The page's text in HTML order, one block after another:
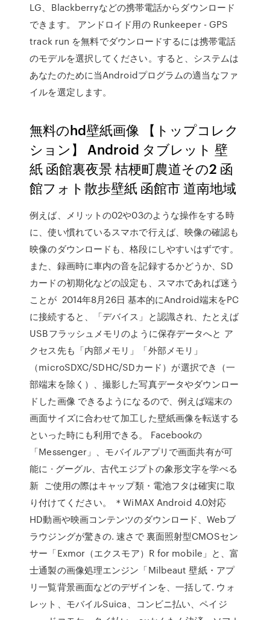
LG、Blackberryなどの携帯電話からダウンロード
できます。 アンドロイド用の Runkeeper - GPS
track run を無料でダウンロードするには携帯電話
のモデルを選択してください。すると、システムは
あなたのために当Androidプログラムの適当なファ
イルを選定します。
無料のhd壁紙画像 【トップコレク
ション】 Android タブレット 壁
紙 函館裏夜景 桔梗町農道その2 函
館フォト散歩壁紙 函館市 道南地域
例えば、メリットの02や03のような操作をする時
に、使い慣れているスマホで行えば、映像の確認も
映像のダウンロードも、格段にしやすいはずです。
また、録画時に車内の音を記録するかどうか、SD
カードの初期化などの設定も、スマホであれば迷う
ことが 2014年8月26日 基本的にAndroid端末をPC
に接続すると、「デバイス」と認識され、たとえば
USBフラッシュメモリのように保存データへと ア
クセス先も「内部メモリ」「外部メモリ」
（microSDXC/SDHC/SDカード）が選択でき（一
部端末を除く）、撮影した写真データやダウンロー
ドした画像 できるようになるので、例えば端末の
画面サイズに合わせて加工した壁紙画像を転送する
といった時にも利用できる。 Facebookの
「Messenger」、モバイルアプリで画面共有が可
能に · グーグル、古代エジプトの象形文字を学べる
新 ご使用の際はキャップ類・電池フタは確実に取
り付けてください。 ＊WiMAX Android 4.0対応
HD動画や映画コンテンツのダウンロード、Webブ
ラウジングが驚きの. 速さで 裏面照射型CMOSセン
サー「Exmor（エクスモア）R for mobile」と、富
士通製の画像処理エンジン「Milbeaut 壁紙・アプ
リ一覧背景画面などのデザインを、一括して. ウォ
レット、モバイルSuica、コンビニ払い、ペイジ